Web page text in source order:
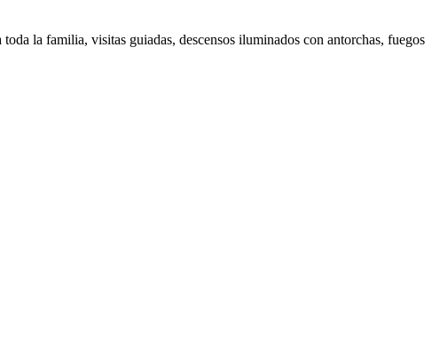
la familia, visitas guiadas, descensos iluminados con antorchas, fuegos